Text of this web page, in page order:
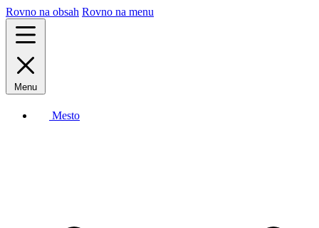
Rovno na obsah Rovno na menu
Menu
Mesto